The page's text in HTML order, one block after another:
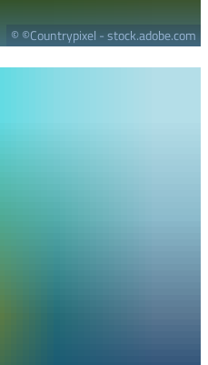
© ©Countrypixel - stock.adobe.com